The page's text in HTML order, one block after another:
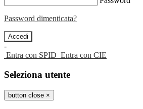
Password dimenticata?
-
Entra con SPID Entra con CIE
Seleziona utente
button close ×